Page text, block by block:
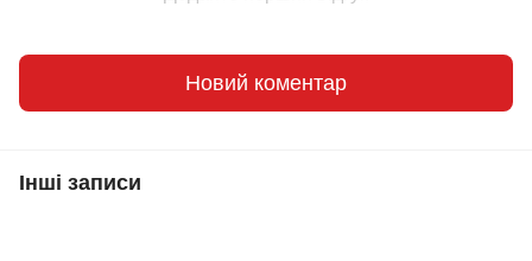
Новий коментар
Інші записи